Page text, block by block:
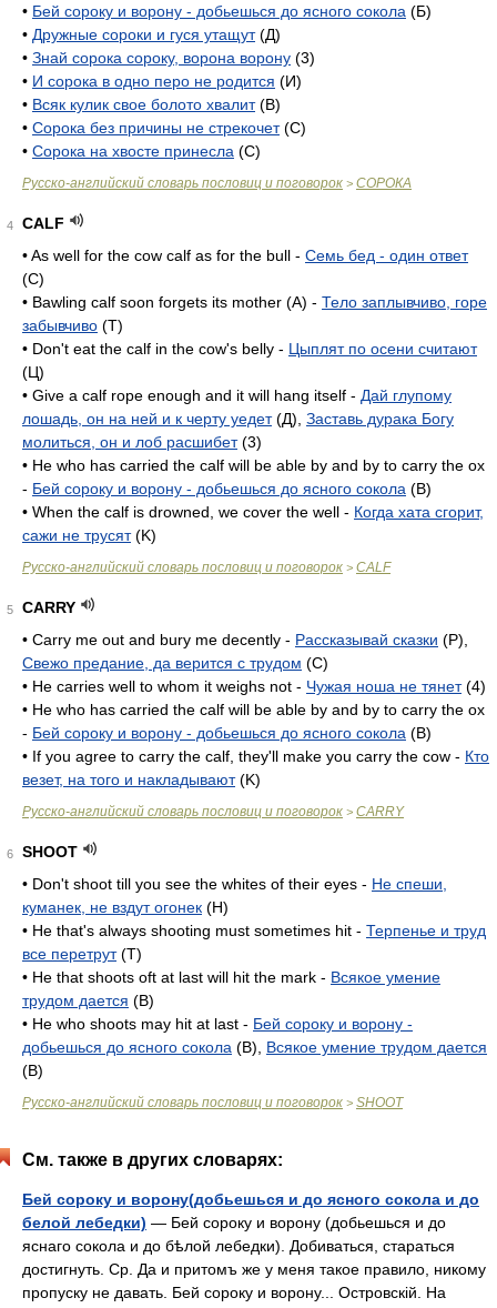
• Бей сороку и ворону - добьешься до ясного сокола (Б)
• Дружные сороки и гуся утащут(Д)
• Знай сорока сороку, ворона ворону (3)
• И сорока в одно перо не родится (И)
• Всяк кулик свое болото хвалит(В)
• Сорока без причины не стрекочет(С)
• Сорока на хвосте принесла (С)
Русско-английский словарь пословиц и поговорок > СОРОКА
4
CALF
• As well for the cow calf as for the bull - Семь бед - один ответ
(C)
• Bawling calf soon forgets its mother (A) - Тело заплывчиво, горе
забывчиво (T)
• Don't eat the calf in the cow's belly - Цыплят по осени считают
(Ц)
• Give a calf rope enough and it will hang itself - Дай глупому
лошадь, он на ней и к черту уедет(Д), Заставь дурака Богу
молиться, он и лоб расшибет(3)
• He who has carried the calf will be able by and by to carry the ox
- Бей сороку и ворону - добьешься до ясного сокола (B)
• When the calf is drowned, we cover the well - Когда хата сгорит,
сажи не трусят(K)
Русско-английский словарь пословиц и поговорок > CALF
5
CARRY
• Carry me out and bury me decently - Рассказывай сказки (P),
Свежо предание, да верится с трудом (C)
• He carries well to whom it weighs not - Чужая ноша не тянет(4)
• He who has carried the calf will be able by and by to carry the ox
- Бей сороку и ворону - добьешься до ясного сокола (B)
• If you agree to carry the calf, they'll make you carry the cow - Кто
везет, на того и накладывают(K)
Русско-английский словарь пословиц и поговорок > CARRY
6
SHOOT
• Don't shoot till you see the whites of their eyes - Не спеши,
куманек, не вздут огонек (H)
• He that's always shooting must sometimes hit - Терпенье и труд
все перетрут(T)
• He that shoots oft at last will hit the mark - Всякое умение
трудом дается (B)
• He who shoots may hit at last - Бей сороку и ворону -
добьешься до ясного сокола (B), Всякое умение трудом дается
(B)
Русско-английский словарь пословиц и поговорок > SHOOT
См. также в других словарях:
Бей сороку и ворону(добьешься и до ясного сокола и до
белой лебедки) — Бей сороку и ворону (добьешься и до
яснаго сокола и до бѣлой лебедки). Добиваться, стараться
достигнуть. Ср. Да и притомъ же у меня такое правило, никому
пропуску не давать. Бей сороку и ворону... Островскій. На